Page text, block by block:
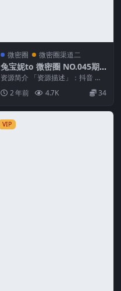
微密圈 微密圈渠道二
兔宝妮to 微密圈 NO.045期
最新至：2024.8.27
资源简介 「资源描述」：抖音 兔
宝妮to 微密圈 NO.045期 【25P15
V... 2 年前 4.7K 34
VIP